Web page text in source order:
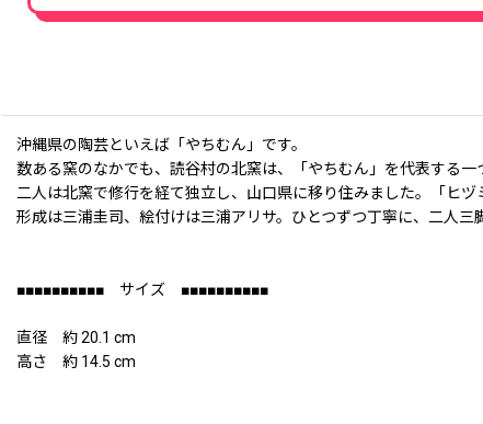
沖縄県の陶芸といえば「やちむん」です。
数ある窯のなかでも、読谷村の北窯は、「やちむん」を代表する一
二人は北窯で修行を経て独立し、山口県に移り住みました。「ヒ
形成は三浦圭司、絵付けは三浦アリサ。ひとつずつ丁寧に、二人
■■■■■■■■■■ サイズ ■■■■■■■■■■
直径 約 20.1 cm
高さ 約 14.5 cm